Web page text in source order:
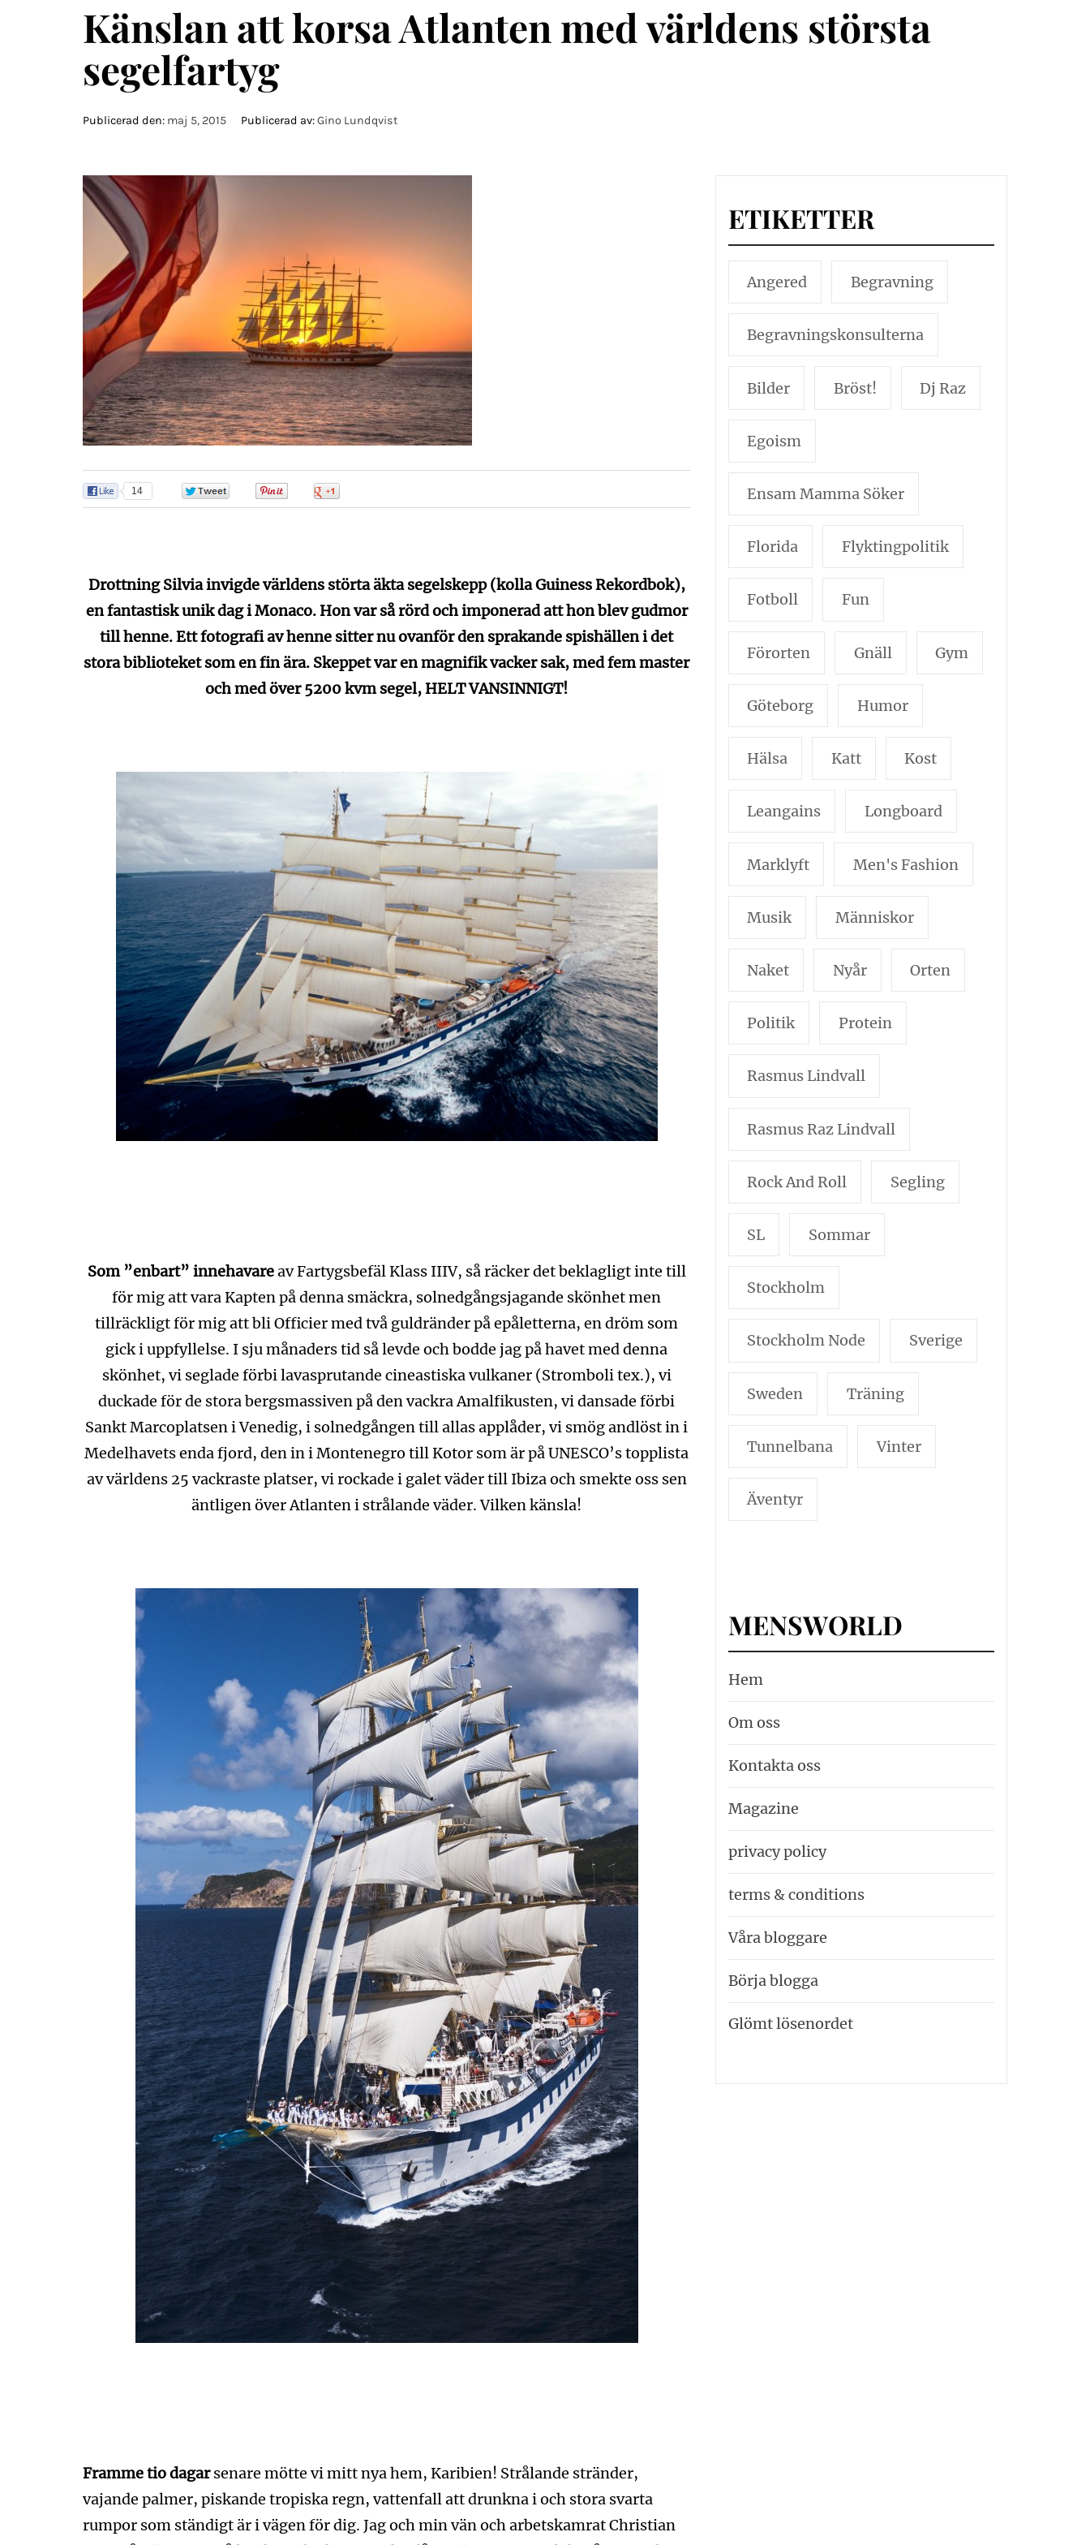
Känslan att korsa Atlanten med världens största
segelfartyg
Publicerad den: maj 5, 2015 Publicerad av:Gino Lundqvist
14
Drottning Silvia invigde världens störta äkta segelskepp (kolla Guiness Rekordbok),
en fantastisk unik dag i Monaco. Hon var så rörd och imponerad att hon blev gudmor
till henne. Ett fotografi av henne sitter nu ovanför den sprakande spishällen i det
stora biblioteket som en fin ära. Skeppet var en magnifik vacker sak, med fem master
och med över 5200 kvm segel, HELT VANSINNIGT!
Som ”enbart” innehavareav Fartygsbefäl Klass IIIV, så räcker det beklagligt inte till
för mig att vara Kapten på denna smäckra, solnedgångsjagande skönhet men
tillräckligt för mig att bli Officier med två guldränder på epåletterna, en dröm som
gick i uppfyllelse. I sju månaders tid så levde och bodde jag på havet med denna
skönhet, vi seglade förbi lavasprutande cineastiska vulkaner (Stromboli tex.), vi
duckade för de stora bergsmassiven på den vackra Amalfikusten, vi dansade förbi
Sankt Marcoplatsen i Venedig, i solnedgången till allas applåder, vi smög andlöst in i
Medelhavets enda fjord, den in i Montenegro till Kotor som är på UNESCO’s topplista
av världens 25 vackraste platser, vi rockade i galet väder till Ibiza och smekte oss sen
äntligen över Atlanten i strålande väder. Vilken känsla!
Framme tio dagarsenare mötte vi mitt nya hem, Karibien! Strålande stränder,
vajande palmer, piskande tropiska regn, vattenfall att drunkna i och stora svarta
rumpor som ständigt är i vägen för dig. Jag och min vän och arbetskamrat Christian
ETIKETTER
Angered Begravning
Begravningskonsulterna
Bilder Bröst! Dj Raz
Egoism
Ensam Mamma Söker
Florida Flyktingpolitik
Fotboll Fun
Förorten Gnäll Gym
Göteborg Humor
Hälsa Katt Kost
Leangains Longboard
Marklyft Men's Fashion
Musik Människor
Naket Nyår Orten
Politik Protein
Rasmus Lindvall
Rasmus Raz Lindvall
Rock And Roll Segling
SL Sommar
Stockholm
Stockholm Node Sverige
Sweden Träning
Tunnelbana Vinter
Äventyr
MENSWORLD
Hem
Om oss
Kontakta oss
Magazine
privacy policy
terms & conditions
Våra bloggare
Börja blogga
Glömt lösenordet